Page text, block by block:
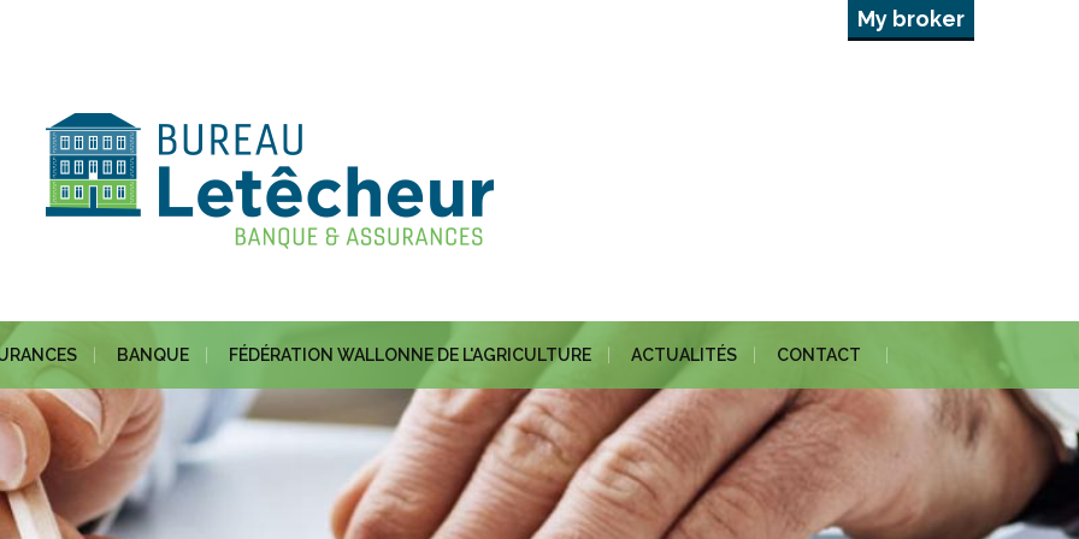
My broker
BANQUE FÉDÉRATION WALLONNE DE L'AGRICULTURE ACTUALITÉS CONTACT